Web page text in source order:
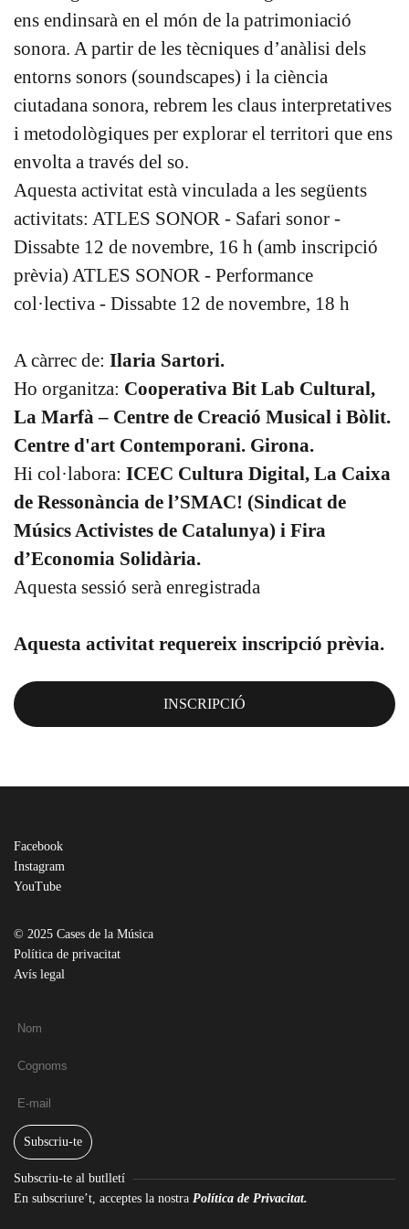
ens endinsarà en el món de la patrimoniació
sonora. A partir de les tècniques d’anàlisi dels
entorns sonors (soundscapes) i la ciència
ciutadana sonora, rebrem les claus interpretatives
i metodològiques per explorar el territori que ens
envolta a través del so.
Aquesta activitat està vinculada a les següents
activitats: ATLES SONOR - Safari sonor -
Dissabte 12 de novembre, 16 h (amb inscripció
prèvia) ATLES SONOR - Performance
col·lectiva - Dissabte 12 de novembre, 18 h
A càrrec de: Ilaria Sartori.
Ho organitza: Cooperativa Bit Lab Cultural,
La Marfà – Centre de Creació Musical i Bòlit.
Centre d'art Contemporani. Girona.
Hi col·labora: ICEC Cultura Digital, La Caixa
de Ressonància de l’SMAC! (Sindicat de
Músics Activistes de Catalunya) i Fira
d’Economia Solidària.
Aquesta sessió serà enregistrada
Aquesta activitat requereix inscripció prèvia.
INSCRIPCIÓ
Facebook
Instagram
YouTube
© 2025 Cases de la Música
Política de privacitat
Avís legal
Subscriu-te
Subscriu-te al butlletí
En subscriure’t, acceptes la nostra Política de Privacitat.